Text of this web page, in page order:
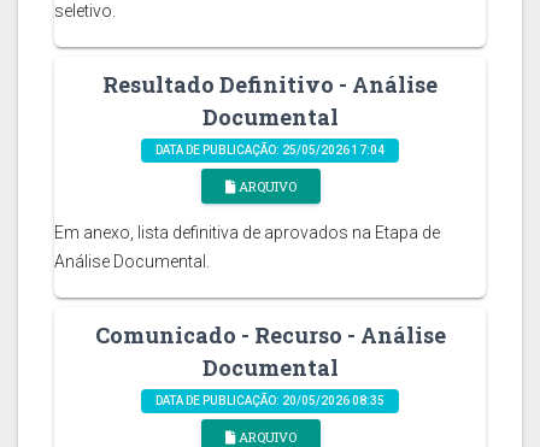
seletivo.
Resultado Definitivo - Análise
Documental
DATA DE PUBLICAÇÃO: 25/05/2026 17:04
ARQUIVO
Em anexo, lista definitiva de aprovados na Etapa de
Análise Documental.
Comunicado - Recurso - Análise
Documental
DATA DE PUBLICAÇÃO: 20/05/2026 08:35
ARQUIVO